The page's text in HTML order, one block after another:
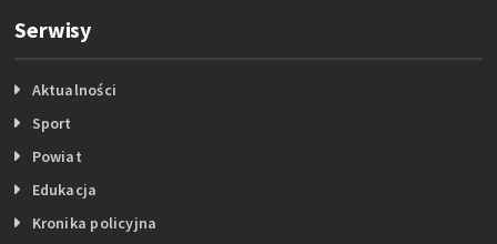
Serwisy
Aktualności
Sport
Powiat
Edukacja
Kronika policyjna